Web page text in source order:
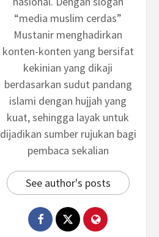
“media muslim cerdas”
Mustanir menghadirkan
konten-konten yang bersifat
kekinian yang dikaji
berdasarkan sudut pandang
islami dengan hujjah yang
kuat, sehingga layak untuk
dijadikan sumber rujukan bagi
pembaca sekalian
See author's posts